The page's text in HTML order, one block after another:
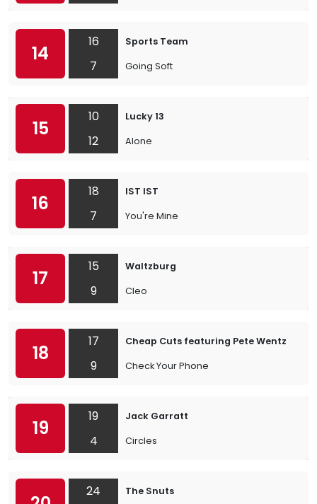
14
16
7
Sports Team
Going Soft
15
10
12
Lucky 13
Alone
16
18
7
IST IST
You're Mine
17
15
9
Waltzburg
Cleo
18
17
9
Cheap Cuts featuring Pete Wentz
Check Your Phone
19
19
4
Jack Garratt
Circles
24
The Snuts